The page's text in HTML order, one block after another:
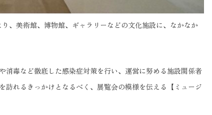
、美術館、博物館、ギャラリーなどの文化施設に、なかなか
消毒など徹底した感染症対策を行い、運営に努める施設関係者
訪れるきっかけとなるべく、展覧会の模様を伝える【ミュージ